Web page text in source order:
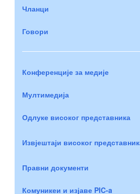
Чланци
Говори
Конференције за медије
Мултимедија
Одлуке високог представника
Извјештаји високог
Правни документи
Комуникеи и изјаве PIC-a